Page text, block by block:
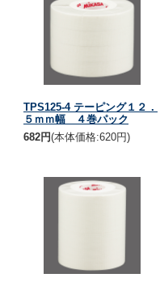
TPS125-4 テーピング１２．
５ｍｍ幅 ４巻パック
682円(本体価格:620円)